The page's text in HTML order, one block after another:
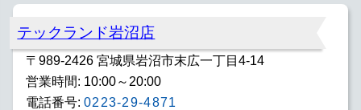
テックランド岩沼店
〒989-2426 宮城県岩沼市末広一丁目4-14
営業時間: 10:00～20:00
電話番号: 0223-29-4871